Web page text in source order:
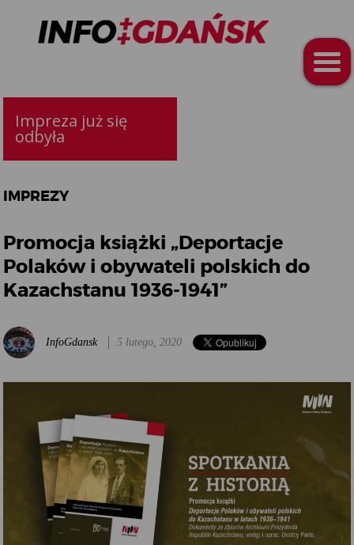
Impreza już się
odbyła
IMPREZY
Promocja książki „Deportacje
Polaków i obywateli polskich do
Kazachstanu 1936-1941”
InfoGdansk 5 lutego, 2020